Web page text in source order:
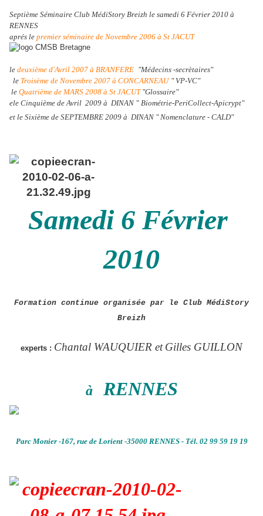
Septième Séminaire Club MédiStory Breizh le samedi 6 Février 2010 à
RENNES
aprés le premier séminaire de Novembre 2006 à St JACUT
le deuxième d'Avril 2007 à BRANFERE "Médecins -secrètaires"
le Troisème de Novembre 2007 à CONCARNEAU " VP-VC"
le Quatrième de MARS 2008 à St JACUT "Glossaire"
ele Cinquième de Avril 2009 à DINAN " Biométrie-PeriCollect-Apicrypt"
et le Sixième de SEPTEMBRE 2009 à DINAN " Nomenclature - CALD"
Samedi 6 Février
2010
Formation continue organisée par le Club MédiStory
Breizh
experts : Chantal WAUQUIER et Gilles GUILLON
à RENNES
Parc Monier -167, rue de Lorient -35000 RENNES - Tél. 02 99 59 19 19